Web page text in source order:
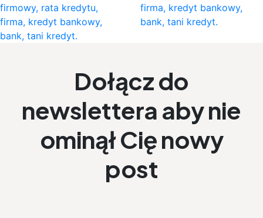
firmowy, rata kredytu,
firma, kredyt bankowy,
bank, tani kredyt.
firma, kredyt bankowy,
bank, tani kredyt.
Dołącz do
newslettera aby nie
ominął Cię nowy
post